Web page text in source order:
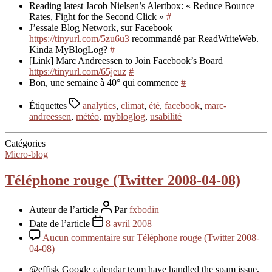
Reading latest Jacob Nielsen’s Alertbox: « Reduce Bounce
Rates, Fight for the Second Click » #
J’essaie Blog Network, sur Facebook
https://tinyurl.com/5zu6u3 recommandé par ReadWriteWeb.
Kinda MyBlogLog? #
[Link] Marc Andreessen to Join Facebook’s Board
https://tinyurl.com/65jeuz #
Bon, une semaine à 40° qui commence #
Étiquettes analytics, climat, été, facebook, marc-
andreessen, météo, mybloglog, usabilité
Catégories
Micro-blog
Téléphone rouge (Twitter 2008-04-08)
Auteur de l’article Parfxbodin
Date de l’article
8 avril 2008
Aucun commentaire sur Téléphone rouge (Twitter 2008-
04-08)
@effisk Google calendar team have handled the spam issue,